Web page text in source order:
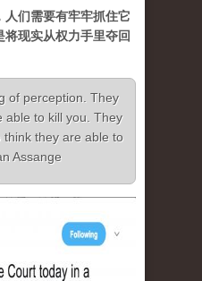
们需要有牢牢抓住它
现实从权力手里夺回
of perception. They
able to kill you. They
think they are able to
Assange